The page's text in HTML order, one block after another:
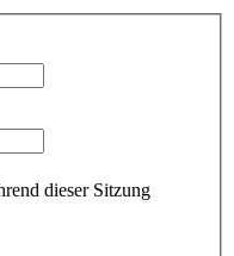
dieser Sitzung